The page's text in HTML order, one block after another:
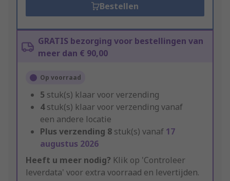
Bestellen
GRATIS bezorging voor bestellingen van
meer dan € 90,00
Op voorraad
5 stuk(s) klaar voor verzending
4stuk(s) klaar voor verzending vanaf
een andere locatie
Plus verzending 8 stuk(s) vanaf 17
augustus 2026
Heeft u meer nodig? Klik op 'Controleer
leverdata' voor extra voorraad en levertijden.